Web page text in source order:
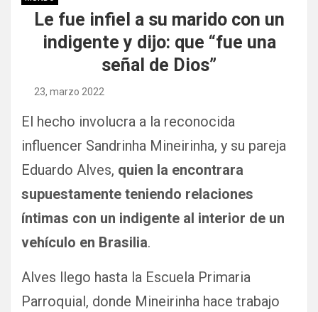
Le fue infiel a su marido con un
indigente y dijo: que “fue una
señal de Dios”
23, marzo 2022
El hecho involucra a la reconocida
influencer Sandrinha Mineirinha, y su pareja
Eduardo Alves, quien la encontrara
supuestamente teniendo relaciones
íntimas con un indigente al interior de un
vehículo en Brasilia.
Alves llego hasta la Escuela Primaria
Parroquial, donde Mineirinha hace trabajo